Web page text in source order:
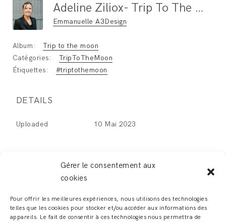
Gérer le consentement aux
cookies
Pour offrir les meilleures expériences, nous utilisons des technologies
telles que les cookies pour stocker et/ou accéder aux informations des
appareils. Le fait de consentir à ces technologies nous permettra de
Adeline Ziliox- Trip To The Moon - @steevejoschphotographe (57)
Emmanuelle A3Design
Album:
Trip to the moon
Catégories:
TripToTheMoon
Étiquettes:
#triptothemoon
DETAILS
Uploaded 10 Mai 2023
LEAVE A REPLY
Vous devezvous connecterpour publier un